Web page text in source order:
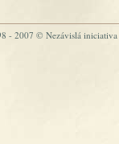
- 2007 © Nezávislá